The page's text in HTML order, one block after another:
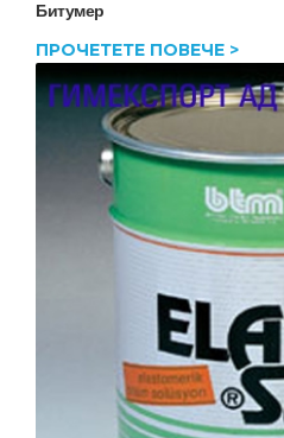
Битумер
ПРОЧЕТЕТЕ ПОВЕЧЕ >